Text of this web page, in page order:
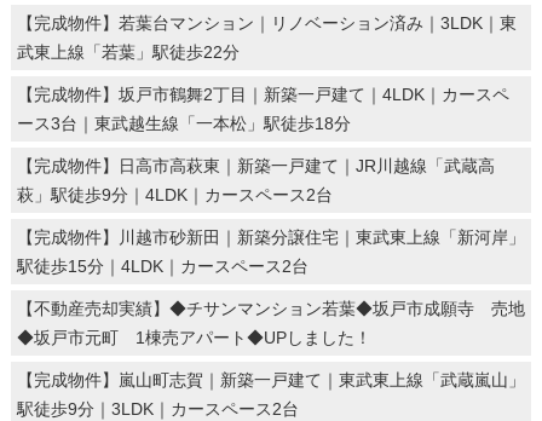
【完成物件】若葉台マンション｜リノベーション済み｜3LDK｜東
武東上線「若葉」駅徒歩22分
【完成物件】坂戸市鶴舞2丁目｜新築一戸建て｜4LDK｜カースペ
ース3台｜東武越生線「一本松」駅徒歩18分
【完成物件】日高市高萩東｜新築一戸建て｜JR川越線「武蔵高
萩」駅徒歩9分｜4LDK｜カースペース2台
【完成物件】川越市砂新田｜新築分譲住宅｜東武東上線「新河岸」
駅徒歩15分｜4LDK｜カースペース2台
【不動産売却実績】◆チサンマンション若葉◆坂戸市成願寺 売地
◆坂戸市元町 1棟売アパート◆UPしました！
【完成物件】嵐山町志賀｜新築一戸建て｜東武東上線「武蔵嵐山」
駅徒歩9分｜3LDK｜カースペース2台